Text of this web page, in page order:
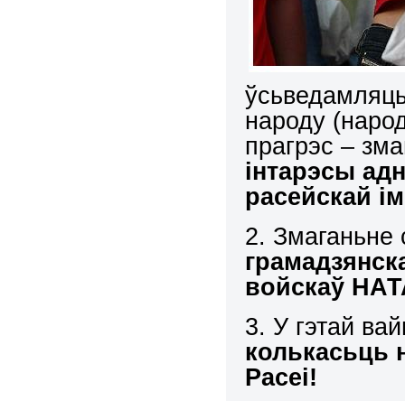
народу
прагрэс –
інтарэсы
расейскай
2.
войскаў
3. У гэтай
колькасьць
Расеі!